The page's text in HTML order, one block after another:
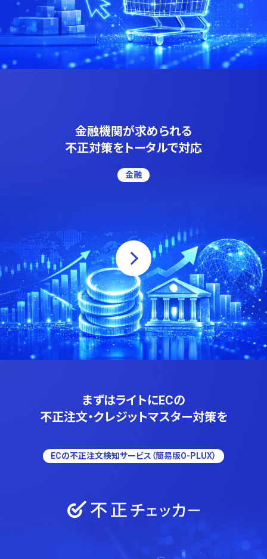
金融機関が求められる
不正対策をトータルで対応
金融
まずはライトにECの
不正注文・クレジットマスター対策を
ECの不正注文検知サービス（簡易版O-PLUX）